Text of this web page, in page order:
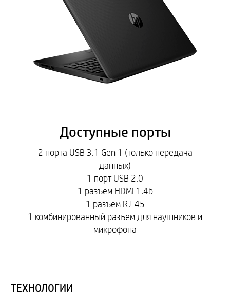
Доступные порты
2 порта USB 3.1 Gen 1 (только передача
данных)
1 порт USB 2.0
1 разъем HDMI 1.4b
1 разъем RJ-45
1 комбинированный разъем для наушников и
микрофона
ТЕХНОЛОГИИ